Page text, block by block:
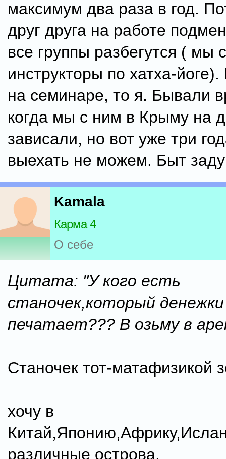
максимум два раза в год.
друг друга на работе
все группы разбегутся ( мы
инструкторы по хатха-
на семинаре, то я. Бывали
когда мы с ним в Крыму на
зависали, но вот уже три
выехать не можем. Быт
Kamala
Карма 4
О себе
Цитата: "У кого есть
станочек,который денежки
печатает??? В озьму в
Станочек тот-матафизикой
хочу в
различные острова.